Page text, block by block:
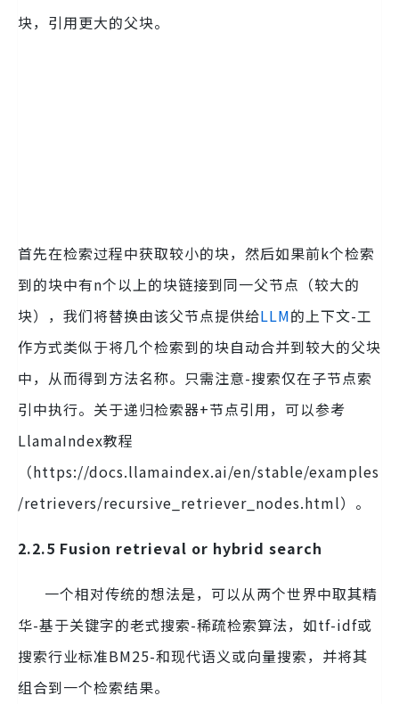
块，引用更大的父块。
首先在检索过程中获取较小的块，然后如果前k个检索
到的块中有n个以上的块链接到同一父节点（较大的
块），我们将替换由该父节点提供给LLM的上下文-工
作方式类似于将几个检索到的块自动合并到较大的父块
中，从而得到方法名称。只需注意-搜索仅在子节点索
引中执行。关于递归检索器+节点引用，可以参考
LlamaIndex教程
（https://docs.llamaindex.ai/en/stable/examples
/retrievers/recursive_retriever_nodes.html）。
2.2.5 Fusion retrieval or hybrid search
一个相对传统的想法是，可以从两个世界中取其精
华-基于关键字的老式搜索-稀疏检索算法，如tf-idf或
搜索行业标准BM25-和现代语义或向量搜索，并将其
组合到一个检索结果。